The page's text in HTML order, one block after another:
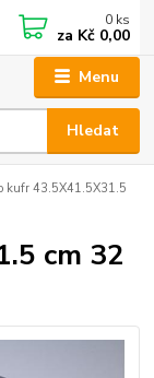
Menu
Hledat
0 ks
za Kč 0,00
kufr 43.5X41.5X31.5
cm 32